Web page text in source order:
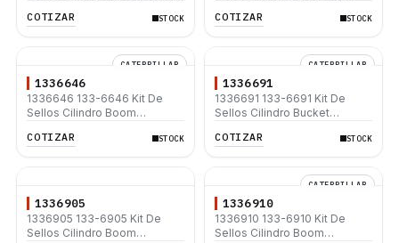
COTIZAR STOCK
140G 140H 160G
COTIZAR STOCK
CATERPILLAR
1336646
1336646 133-6646 Kit De
Sellos Cilindro Boom
COTIZAR STOCK
CATERPILLAR
1336691
1336691 133-6691 Kit De
Sellos Cilindro Bucket
COTIZAR STOCK
1336905
1336905 133-6905 Kit De
Sellos Cilindro Boom
CATERPILLAR
1336910
1336910 133-6910 Kit De
Sellos Cilindro Boom